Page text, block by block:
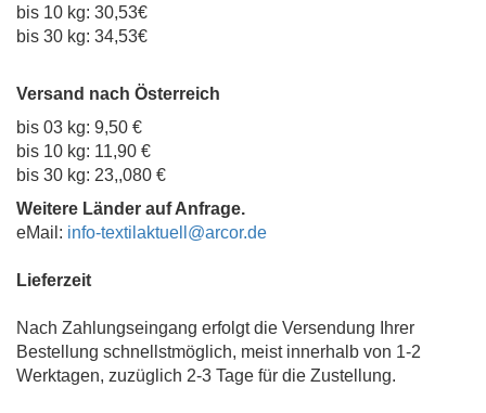
bis 10 kg: 30,53€
bis 30 kg: 34,53€
Versand nach Österreich
bis 03 kg: 9,50 €
bis 10 kg: 11,90 €
bis 30 kg: 23,,080 €
Weitere Länder auf Anfrage.
eMail: info-textilaktuell@arcor.de
Lieferzeit
Nach Zahlungseingang erfolgt die Versendung Ihrer
Bestellung schnellstmöglich, meist innerhalb von 1-2
Werktagen, zuzüglich 2-3 Tage für die Zustellung.